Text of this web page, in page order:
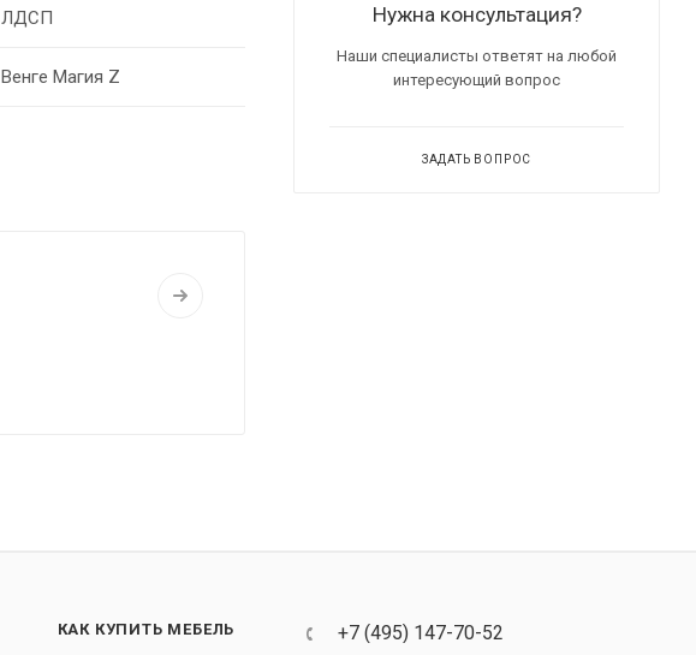
ЛДСП
Венге Магия Z
Нужна консультация?
Наши специалисты ответят на любой
интересующий вопрос
ЗАДАТЬ ВОПРОС
КАК КУПИТЬ МЕБЕЛЬ +7 (495) 147-70-52